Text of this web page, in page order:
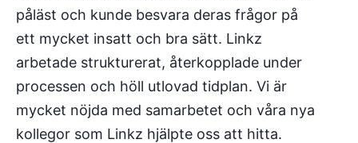
påläst och kunde besvara deras frågor på
ett mycket insatt och bra sätt. Linkz
arbetade strukturerat, återkopplade under
processen och höll utlovad tidplan. Vi är
mycket nöjda med samarbetet och våra nya
kollegor som Linkz hjälpte oss att hitta.